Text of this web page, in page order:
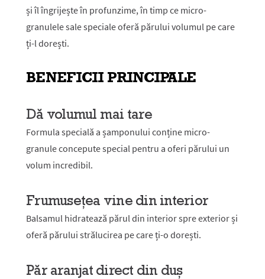
și îl îngrijește în profunzime, în timp ce micro-
granulele sale speciale oferă părului volumul pe care
ți-l dorești.
BENEFICII PRINCIPALE
Dă volumul mai tare
Formula specială a șamponului conține micro-
granule concepute special pentru a oferi părului un
volum incredibil.
Frumusețea vine din interior
Balsamul hidratează părul din interior spre exterior și
oferă părului strălucirea pe care ți-o dorești.
Păr aranjat direct din duș